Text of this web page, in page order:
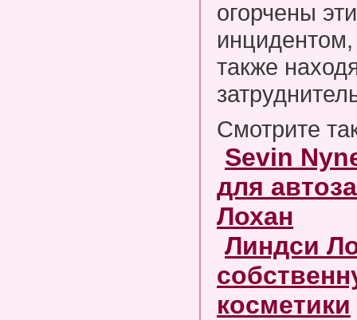
огорчены
также
Смотрите
Sevin
для
Лохан
Линдси
косметики